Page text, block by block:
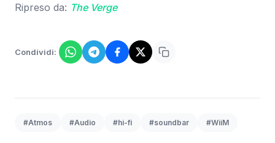
Ripreso da: The Verge
Condividi:
#Atmos #Audio #hi-fi #soundbar #WiiM